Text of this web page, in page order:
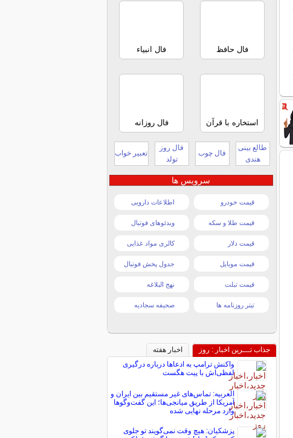
فال حافظ فال انبیاء
استخاره با قرآن فال روزانه
طالع بینی
هندی
فال چوب
فال روز
تولد
تعبیر خواب
سرویس ها
قیمت خودرو اطلاعات دارویی
قیمت طلا و سکه ویدئوهای فوتبال
قیمت دلار کالری مواد غذایی
قیمت موبایل جدول پخش فوتبال
قیمت تبلت نهج البلاغه
تیتر روزنامه ها صحیفه سجادیه
جذاب تـــرین اخبار : روز
اخبار هفته
واکنش ترامپ به ادعاها درباره درگیری
لفظی‌اش با پیت هگست
العربیه: تماس‌های غیر مستقیم بین ایران و
آمریکا از طریق میانجی‌ها؛ این گفت‌و‌گو‌ها
وارد مرحله نهایی شده
پزشکیان: هیچ وقت نمی‌گویند تو جلوی